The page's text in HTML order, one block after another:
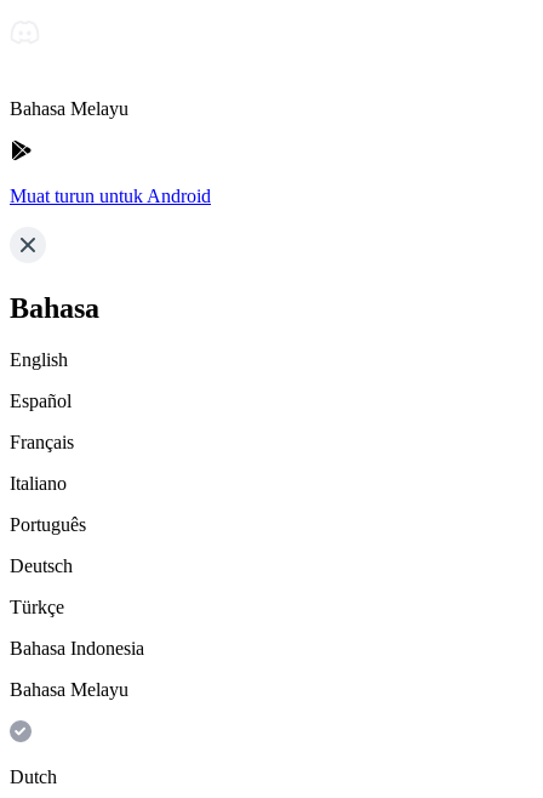
Bahasa Melayu
Muat turun untuk Android
Bahasa
English
Español
Français
Italiano
Português
Deutsch
Türkçe
Bahasa Indonesia
Bahasa Melayu
Dutch